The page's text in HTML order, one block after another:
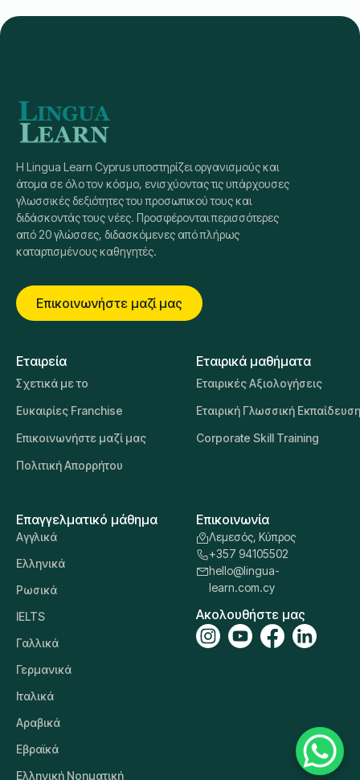
Η Lingua Learn Cyprus υποστηρίζει οργανισμούς και
άτομα σε όλο τον κόσμο, ενισχύοντας τις υπάρχουσες
γλωσσικές δεξιότητες του προσωπικού τους και
διδάσκοντάς τους νέες. Προσφέρονται περισσότερες
από 20 γλώσσες, διδασκόμενες από πλήρως
καταρτισμένους καθηγητές.
Επικοινωνήστε μαζί μας
Εταιρεία
Σχετικά με το
Ευκαιρίες Franchise
Επικοινωνήστε μαζί μας
Πολιτική Απορρήτου
Εταιρικά μαθήματα
Εταιρικές Αξιολογήσεις
Εταιρική Γλωσσική Εκπαίδευση
Corporate Skill Training
Επαγγελματικό μάθημα
Αγγλικά
Ελληνικά
Ρωσικά
IELTS
Γαλλικά
Γερμανικά
Ιταλικά
Αραβικά
Εβραϊκά
Ελληνική Νοηματική
Επικοινωνία
Λεμεσός, Κύπρος
+357 94105502
hello@lingua-
learn.com.cy
Ακολουθήστε μας